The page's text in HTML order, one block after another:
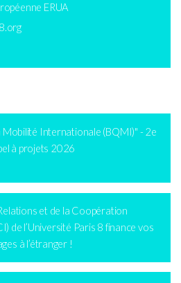
ERUA
Mobilité Internationale (BQMI)" - 2e
à projets 2026
et de la Coopération
de l’Université Paris 8 finance vos
à l’étranger !